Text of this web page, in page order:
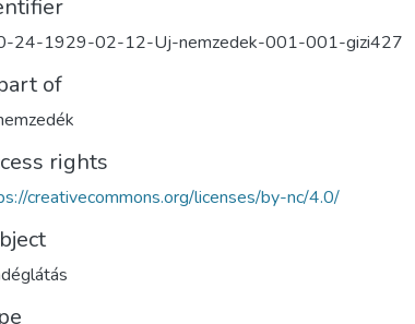
24-1929-02-12-Uj-nemzedek-001-001-gizi427
of
rights
creativecommons.org/licenses/by-nc/4.0/